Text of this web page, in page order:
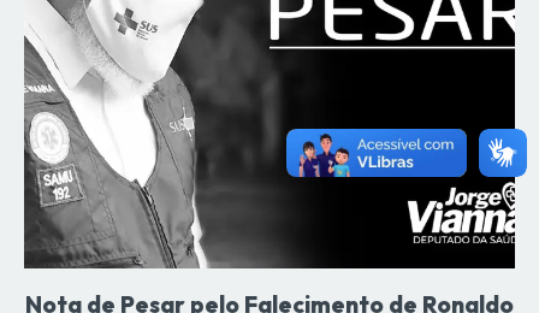
Nota de Pesar pelo Falecimento de Ronaldo